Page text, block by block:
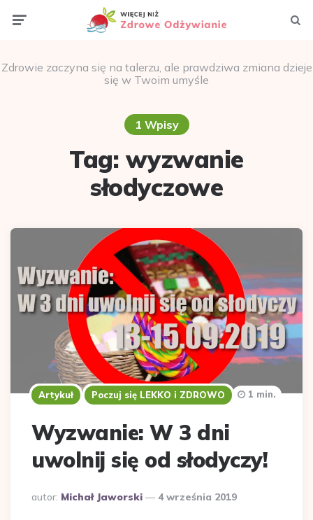
Zdrowie zaczyna się na talerzu, ale prawdziwa zmiana dzieje
się w Twoim umyśle
1 Wpisy
Tag:wyzwanie
słodyczowe
Artykuł Poczuj się LEKKO i ZDROWO
Wyzwanie: W 3 dni
uwolnij się od słodyczy!
Dodane
autor: Michał Jaworski 4 września 2019
1 min.